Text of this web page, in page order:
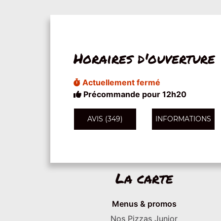
Horaires d'ouverture
Actuellement fermé
Précommande pour 12h20
AVIS (349) INFORMATIONS
La carte
Menus & promos
Nos Pizzas Junior